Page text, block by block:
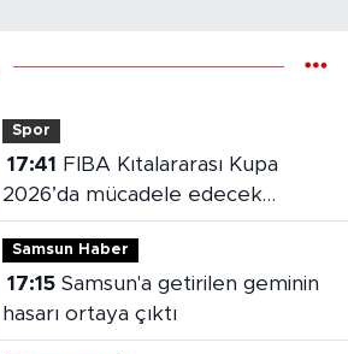
Spor
17:41
2026’da mücadele edecek
takımlar belli oldu
Samsun Haber
17:15Samsun'a getirilen geminin
hasarı ortaya çıktı